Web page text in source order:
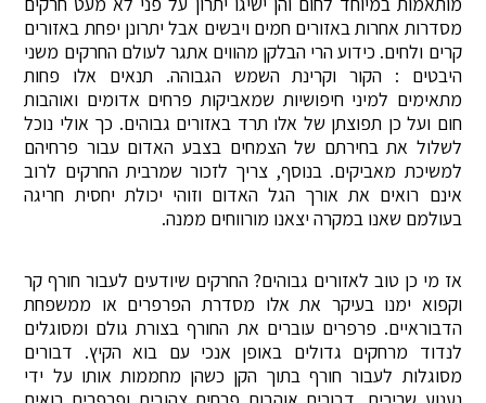
מסדרות אחרות באזורים חמים ויבשים אבל יתרונן יפחת באזורים
קרים ולחים. כידוע הרי הבלקן מהווים אתגר לעולם החרקים משני
היבטים : הקור וקרינת השמש הגבוהה. תנאים אלו פחות
מתאימים למיני חיפושיות שמאביקות פרחים אדומים ואוהבות
חום ועל כן תפוצתן של אלו תרד באזורים גבוהים. כך אולי נוכל
לשלול את בחירתם של הצמחים בצבע האדום עבור פרחיהם
למשיכת מאביקים. בנוסף, צריך לזכור שמרבית החרקים לרוב
אינם רואים את אורך הגל האדום וזוהי יכולת יחסית חריגה
בעולמם שאנו במקרה יצאנו מורווחים ממנה.
אז מי כן טוב לאזורים גבוהים? החרקים שיודעים לעבור חורף קר
וקפוא ימנו בעיקר את אלו מסדרת הפרפרים או ממשפחת
הדבוראיים. פרפרים עוברים את החורף בצורת גולם ומסוגלים
לנדוד מרחקים גדולים באופן אנכי עם בוא הקיץ. דבורים
מסוגלות לעבור חורף בתוך הקן כשהן מחממות אותו על ידי